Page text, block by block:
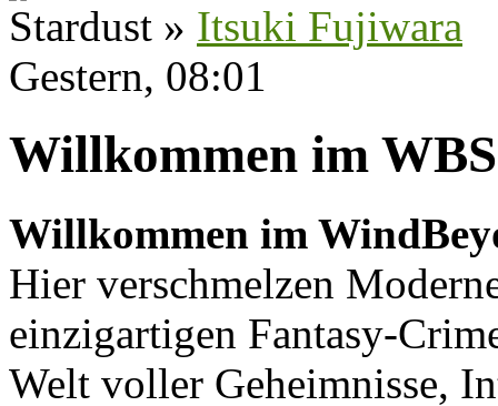
Stardust » Itsuki Fujiwara
Gestern, 08:01
Willkommen im WBS
Willkommen im
Hier verschmelzen
einzigartigen Fantasy-
Welt voller Geheimnisse,